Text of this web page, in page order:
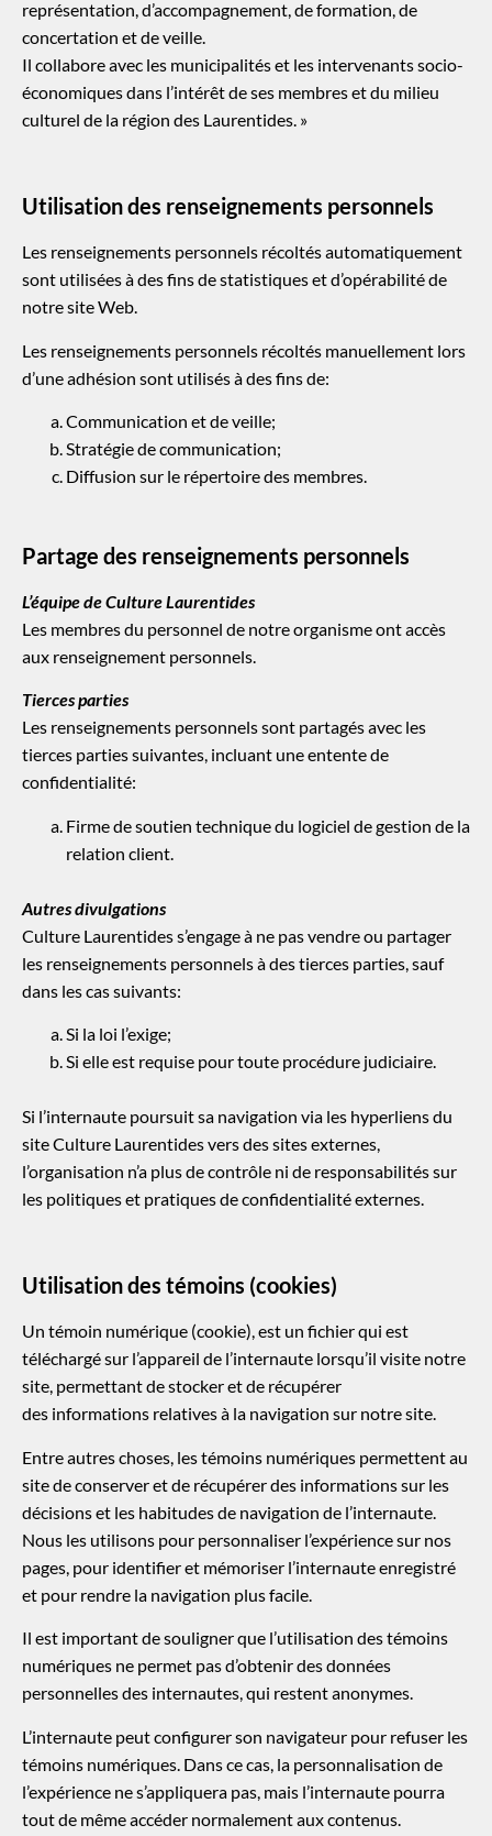
représentation, d’accompagnement, de formation, de
concertation et de veille.
Il collabore avec les municipalités et les intervenants socio-
économiques dans l’intérêt de ses membres et du milieu
culturel de la région des Laurentides. »
Utilisation des renseignements personnels
Les renseignements personnels récoltés automatiquement
sont utilisées à des fins de statistiques et d’opérabilité de
notre site Web.
Les renseignements personnels récoltés manuellement lors
d’une adhésion sont utilisés à des fins de:
Communication et de veille;
Stratégie de communication;
Diffusion sur le répertoire des membres.
Partage des renseignements personnels
L’équipe de Culture Laurentides
Les membres du personnel de notre organisme ont accès
aux renseignement personnels.
Tierces parties
Les renseignements personnels sont partagés avec les
tierces parties suivantes, incluant une entente de
confidentialité:
Firme de soutien technique du logiciel de gestion de la
relation client.
Autres divulgations
Culture Laurentides s’engage à ne pas vendre ou partager
les renseignements personnels à des tierces parties, sauf
dans les cas suivants:
Si la loi l’exige;
Si elle est requise pour toute procédure judiciaire.
Si l’internaute poursuit sa navigation via les hyperliens du
site Culture Laurentides vers des sites externes,
l’organisation n’a plus de contrôle ni de responsabilités sur
les politiques et pratiques de confidentialité externes.
Utilisation des témoins (cookies)
Un témoin numérique (cookie), est un fichier qui est
téléchargé sur l’appareil de l’internaute lorsqu’il visite notre
site, permettant de stocker et de récupérer
des informations relatives à la navigation sur notre site.
Entre autres choses, les témoins numériques permettent au
site de conserver et de récupérer des informations sur les
décisions et les habitudes de navigation de l’internaute.
Nous les utilisons pour personnaliser l’expérience sur nos
pages, pour identifier et mémoriser l’internaute enregistré
et pour rendre la navigation plus facile.
Il est important de souligner que l’utilisation des témoins
numériques ne permet pas d’obtenir des données
personnelles des internautes, qui restent anonymes.
L’internaute peut configurer son navigateur pour refuser les
témoins numériques. Dans ce cas, la personnalisation de
l’expérience ne s’appliquera pas, mais l’internaute pourra
tout de même accéder normalement aux contenus.